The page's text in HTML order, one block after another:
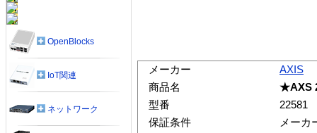
メーカー
AXIS
商品名
★AXS
型番
22581
保証条件
メーカ
OpenBlocks
IoT関連
ネットワーク